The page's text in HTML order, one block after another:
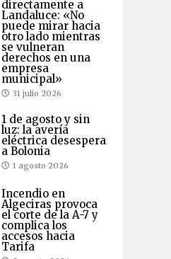
directamente a
Landaluce: «No
puede mirar hacia
otro lado mientras
se vulneran
derechos en una
empresa
municipal»
31 julio 2026
1 de agosto y sin
luz: la avería
eléctrica desespera
a Bolonia
1 agosto 2026
Incendio en
Algeciras provoca
el corte de la A-7 y
complica los
accesos hacia
Tarifa